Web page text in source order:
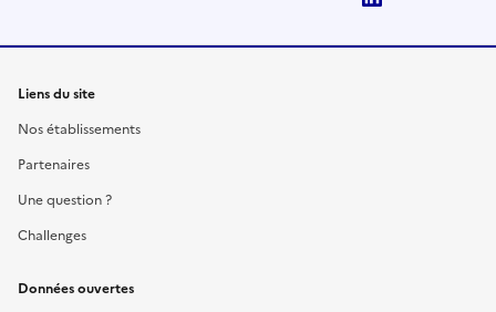
Liens du site
Nos établissements
Partenaires
Une question ?
Challenges
Données ouvertes